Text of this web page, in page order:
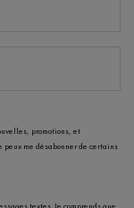
promotions, et
peux me désabonner de certains